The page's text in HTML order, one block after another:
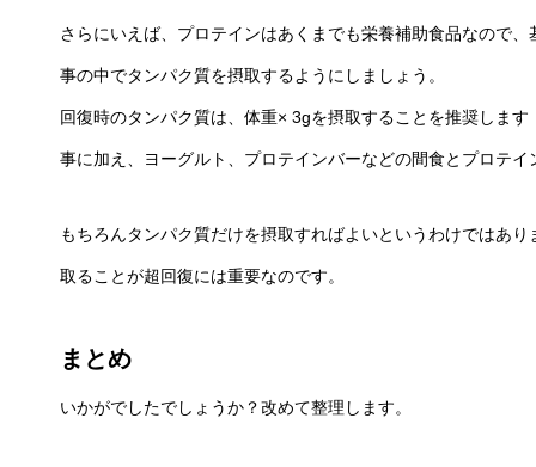
さらにいえば、プロテインはあくまでも栄養補助食品なので
事の中でタンパク質を摂取するようにしましょう。
回復時のタンパク質は、体重× 3gを摂取することを推奨しま
事に加え、ヨーグルト、プロテインバーなどの間食とプロテ
もちろんタンパク質だけを摂取すればよいというわけではあ
取ることが超回復には重要なのです。
まとめ
いかがでしたでしょうか？改めて整理します。